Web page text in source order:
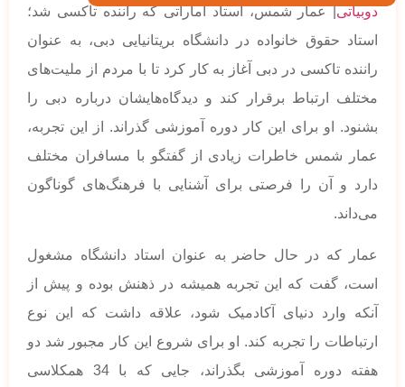
دوبیاتی| عمار شمس، استاد اماراتی که راننده تاکسی شد؛
استاد حقوق خانواده در دانشگاه بریتانیایی دبی، به عنوان
راننده تاکسی در دبی آغاز به کار کرد تا با مردم از ملیت‌های
مختلف ارتباط برقرار کند و دیدگاه‌هایشان درباره دبی را
بشنود. او برای این کار دوره آموزشی گذراند. از این تجربه،
عمار شمس خاطرات زیادی از گفتگو با مسافران مختلف
دارد و آن را فرصتی برای آشنایی با فرهنگ‌های گوناگون
می‌داند.
عمار که در حال حاضر به عنوان استاد دانشگاه مشغول
است، گفت که این تجربه همیشه در ذهنش بوده و پیش از
آنکه وارد دنیای آکادمیک شود، علاقه داشت که این نوع
ارتباطات را تجربه کند. او برای شروع این کار مجبور شد دو
هفته دوره آموزشی بگذراند، جایی که با 34 همکلاسی